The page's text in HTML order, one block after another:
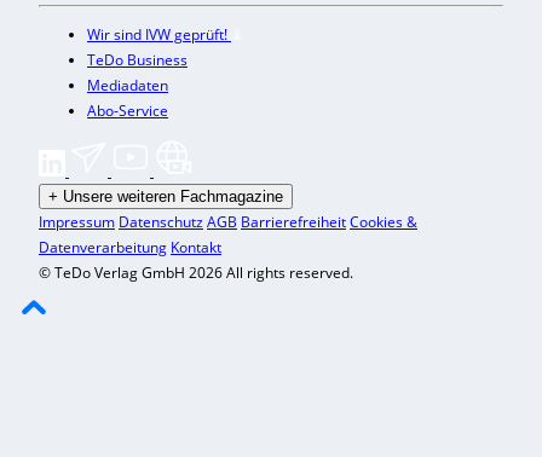
Wir sind IVW geprüft!
TeDo Business
Mediadaten
Abo-Service
+ Unsere weiteren Fachmagazine
Impressum DatenschutzAGB BarrierefreiheitCookies &
Datenverarbeitung Kontakt
© TeDo Verlag GmbH 2026 All rights reserved.